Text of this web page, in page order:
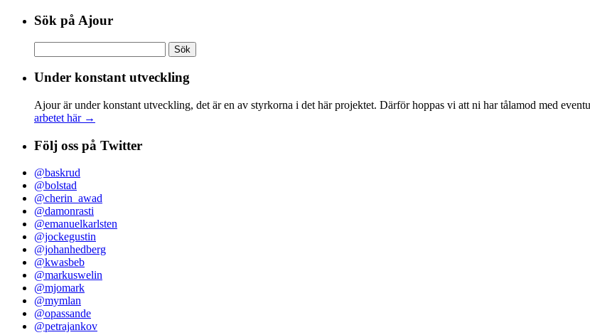
Sök på Ajour
efter:
Under konstant utveckling
Ajour är under konstant utveckling, det är en av styrkorna i det här projektet. Därför hoppas vi att ni har tålamod med
arbetet här →
Följ oss på Twitter
@baskrud
@bolstad
@cherin_awad
@damonrasti
@emanuelkarlsten
@jockegustin
@johanhedberg
@kwasbeb
@markuswelin
@mjomark
@mymlan
@opassande
@petrajankov